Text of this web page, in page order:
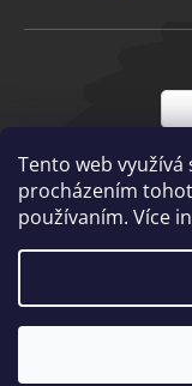
Tento web
procházením
používaním. Více
Visa